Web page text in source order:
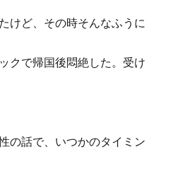
けど、その時そんなふうに
クで帰国後悶絶した。受け
の話で、いつかのタイミン